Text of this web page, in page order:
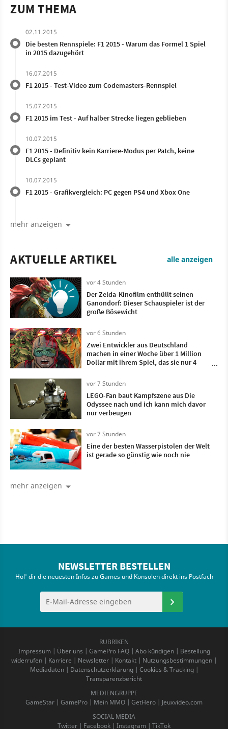
ZUM THEMA
02.11.2015
Die besten Rennspiele: F1 2015 - Warum das Formel 1 Spiel
in 2015 dazugehört
16.07.2015
F1 2015 - Test-Video zum Codemasters-Rennspiel
15.07.2015
F1 2015 im Test - Auf halber Strecke liegen geblieben
10.07.2015
F1 2015 - Definitiv kein Karriere-Modus per Patch, keine
DLCs geplant
10.07.2015
F1 2015 - Grafikvergleich: PC gegen PS4 und Xbox One
mehr anzeigen
AKTUELLE ARTIKEL alle anzeigen
vor 4 Stunden
Der Zelda-Kinofilm enthüllt seinen
Ganondorf: Dieser Schauspieler ist der
große Bösewicht
vor 6 Stunden
Zwei Entwickler aus Deutschland
machen in einer Woche über 1 Million
Dollar mit ihrem Spiel, das sie nur 4
vor 7 Stunden
LEGO-Fan baut Kampfszene aus Die
Odyssee nach und ich kann mich davor
nur verbeugen
vor 7 Stunden
Eine der besten Wasserpistolen der Welt
ist gerade so günstig wie noch nie
mehr anzeigen
NEWSLETTER BESTELLEN
Hol' dir die neuesten Infos zu Games und Konsolen direkt ins Postfach
RUBRIKEN
Impressum| Über uns | GamePro FAQ| Abo kündigen| Bestellung
widerrufen | Karriere | Newsletter | Kontakt | Nutzungsbestimmungen |
Mediadaten| Datenschutzerklärung| Cookies & Tracking|
Transparenzbericht
MEDIENGRUPPE
GameStar | GamePro | Mein MMO | GetHero | Jeuxvideo.com
SOCIAL MEDIA
Twitter | Facebook | Instagram | TikTok